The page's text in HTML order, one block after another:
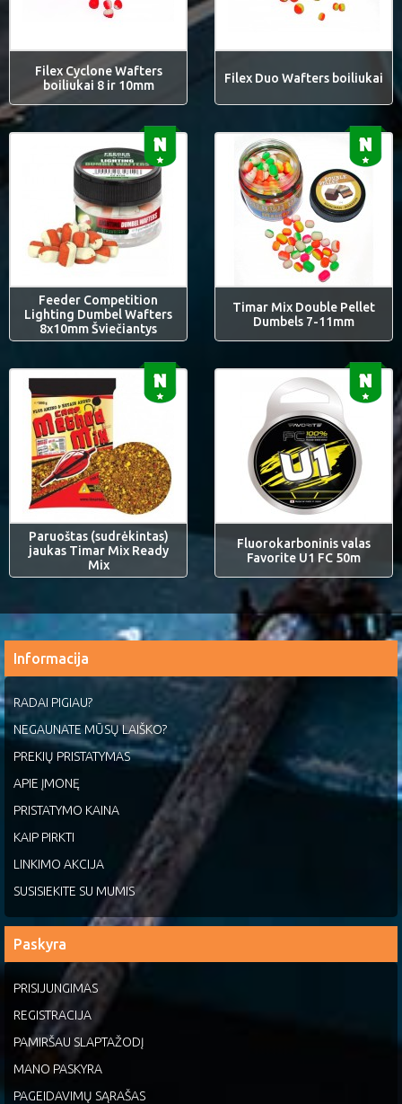
Filex Cyclone Wafters
boiliukai 8 ir 10mm
Filex Duo Wafters boiliukai
Feeder Competition
Lighting Dumbel Wafters
8x10mm Šviečiantys
Timar Mix Double Pellet
Dumbels 7-11mm
Paruoštas (sudrėkintas)
jaukas Timar Mix Ready
Mix
Fluorokarboninis valas
Favorite U1 FC 50m
Informacija
RADAI PIGIAU?
NEGAUNATE MŪSŲ LAIŠKO?
PREKIŲ PRISTATYMAS
APIE ĮMONĘ
PRISTATYMO KAINA
KAIP PIRKTI
LINKIMO AKCIJA
SUSISIEKITE SU MUMIS
Paskyra
PRISIJUNGIMAS
REGISTRACIJA
PAMIRŠAU SLAPTAŽODĮ
MANO PASKYRA
PAGEIDAVIMŲ SĄRAŠAS